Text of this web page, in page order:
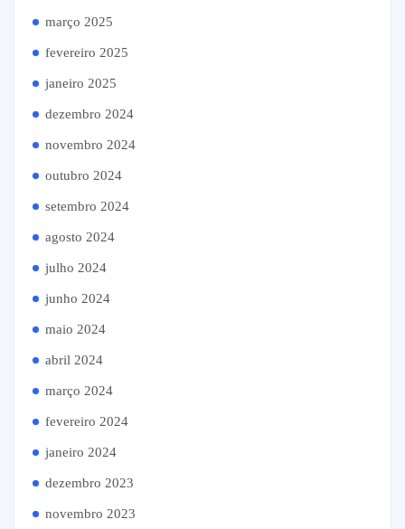
março 2025
fevereiro 2025
janeiro 2025
dezembro 2024
novembro 2024
outubro 2024
setembro 2024
agosto 2024
julho 2024
junho 2024
maio 2024
abril 2024
março 2024
fevereiro 2024
janeiro 2024
dezembro 2023
novembro 2023